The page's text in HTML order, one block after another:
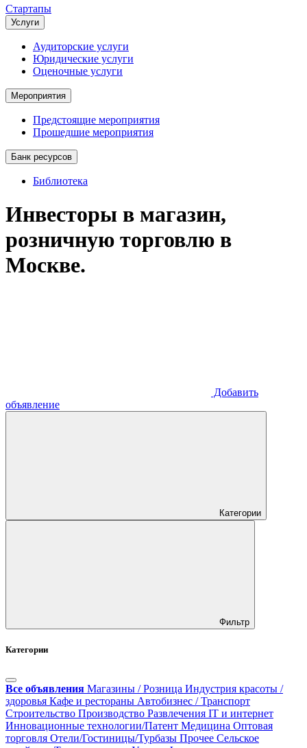
Стартапы
Услуги
Аудиторские услуги
Юридические услуги
Оценочные услуги
Мероприятия
Предстоящие мероприятия
Прошедшие мероприятия
Банк ресурсов
Библиотека
Инвесторы в магазин,
розничную торговлю в
Москве.
Добавить
объявление
Категории
Фильтр
Категории
Все объявления Магазины / Розница Индустрия красоты /
здоровья Кафе и рестораны Автобизнес / Транспорт
Строительство Производство Развлечения IT и интернет
Инновационные технологии/Патент Медицина Оптовая
торговля Отели/Гостиницы/Турбазы Прочее Сельское